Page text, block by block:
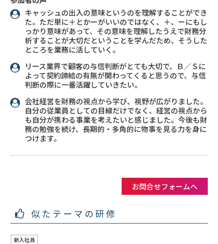
キャッシュの出入の意味というのを理解することができ
た。ただ単に＋とかーがいいのではなく、＋、ーにもし
っかり意味があって、その意味を理解したうえで財務分
析することが大切だということを学んだため、そうした
ところを業務に活していく。
リース業界で顧客の与信判断がとても大切で、Ｂ／Ｓに
よって契約諦結の有無が関わってくると思うので、与信
判断の際に一番活躍していきたい。
会社経営を財務の視点から学び、視野が広がりました。
自分の従業員としての目線だけでなく、経営の視点から
も自分が携わる事業を考えたいと感じました。今後も財
務の勉強を続け、長期的・多角的に物事を見る力を身に
つけます。
お問合せフォームへ
似たテーマの研修
新入社員